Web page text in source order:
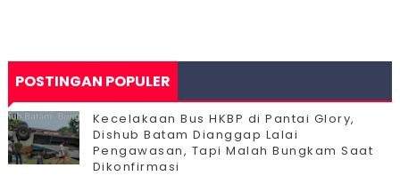
POSTINGAN POPULER
Kecelakaan Bus HKBP di Pantai Glory,
Dishub Batam Dianggap Lalai
Pengawasan, Tapi Malah Bungkam Saat
Dikonfirmasi